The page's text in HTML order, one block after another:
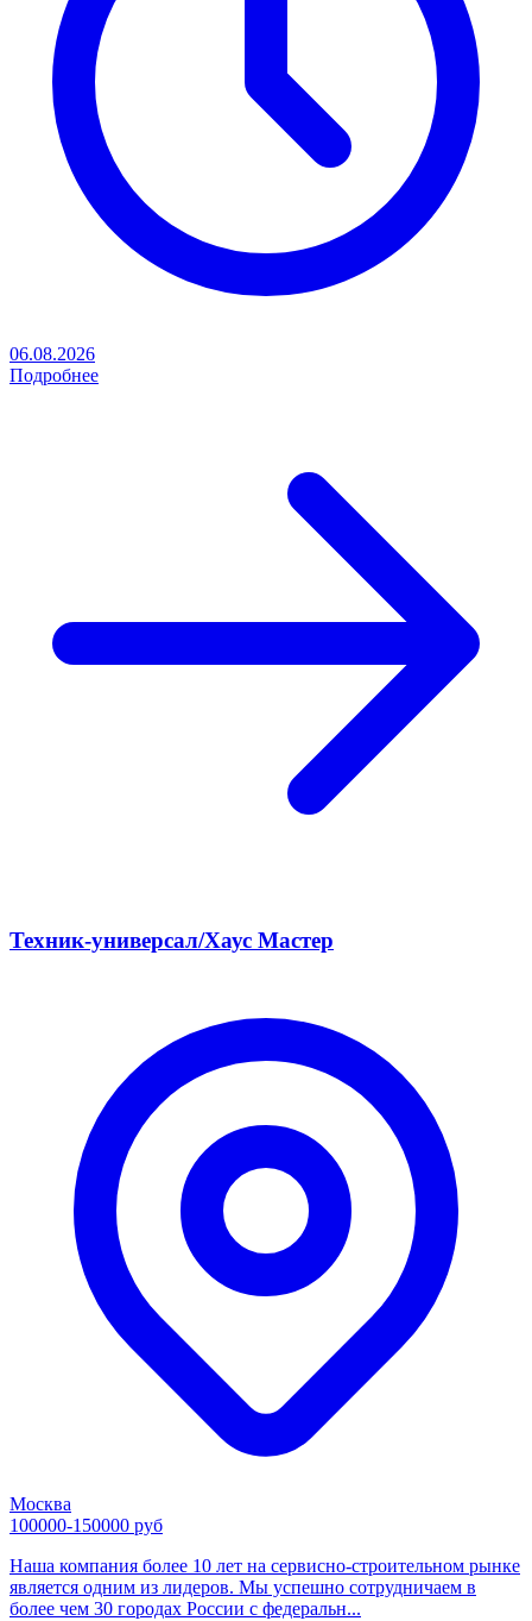
06.08.2026
Подробнее
Техник-универсал/Хаус Мастер
Москва
100000-150000 руб
Наша компания более 10 лет на сервисно-строительном рынке
является одним из лидеров. Мы успешно сотрудничаем в
более чем 30 городах России с федеральн...